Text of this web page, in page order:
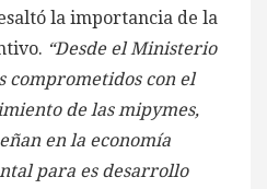
la importancia de la
“Desde el Ministerio
comprometidos con el
de las mipymes,
en la economía
para es desarrollo